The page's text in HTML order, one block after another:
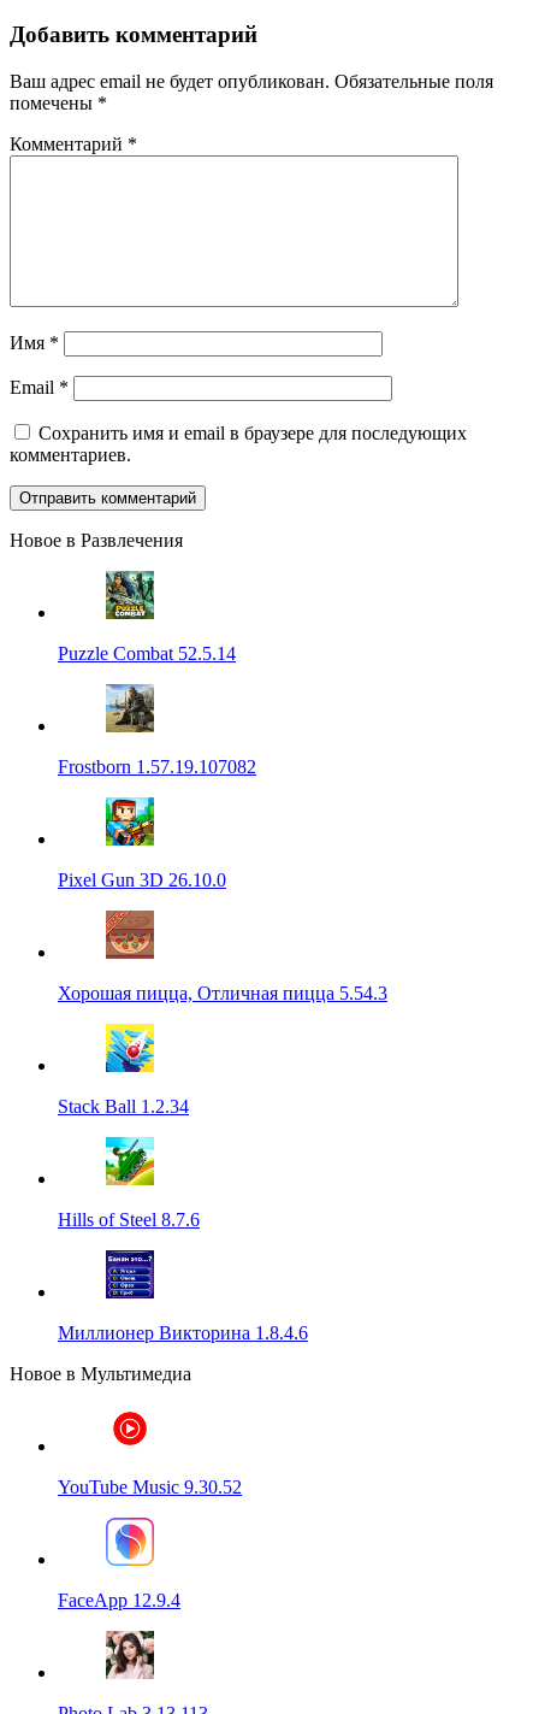
Добавить комментарий
Ваш адрес email не будет опубликован. Обязательные поля
помечены *
Комментарий *
Имя *
Email *
Сохранить имя и email в браузере для последующих
комментариев.
Новое в Развлечения
Puzzle Combat 52.5.14
Frostborn 1.57.19.107082
Pixel Gun 3D 26.10.0
Хорошая пицца, Отличная пицца 5.54.3
Stack Ball 1.2.34
Hills of Steel 8.7.6
Миллионер Викторина 1.8.4.6
Новое в Мультимедиа
YouTube Music 9.30.52
FaceApp 12.9.4